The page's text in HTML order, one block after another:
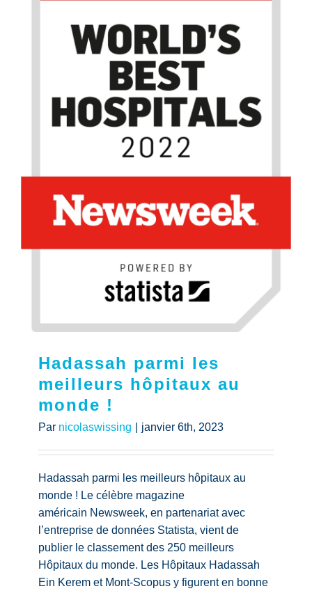
Hadassah parmi les
meilleurs hôpitaux au
monde !
Par nicolaswissing janvier 6th, 2023
Hadassah parmi les meilleurs hôpitaux au
monde ! Le célèbre magazine
américain Newsweek, en partenariat avec
l’entreprise de données Statista, vient de
publier le classement des 250 meilleurs
Hôpitaux du monde. Les Hôpitaux Hadassah
Ein Kerem et Mont-Scopus y figurent en bonne